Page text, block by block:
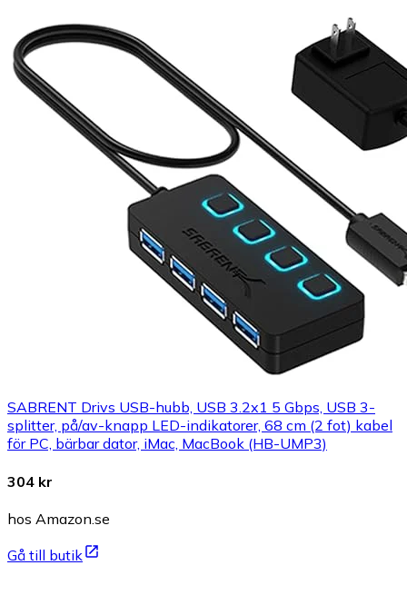
SABRENT Drivs USB-hubb, USB 3.2x1 5 Gbps, USB 3-
splitter, på/av-knapp LED-indikatorer, 68 cm (2 fot) kabel
för PC, bärbar dator, iMac, MacBook (HB-UMP3)
304 kr
hos Amazon.se
Gå till butik